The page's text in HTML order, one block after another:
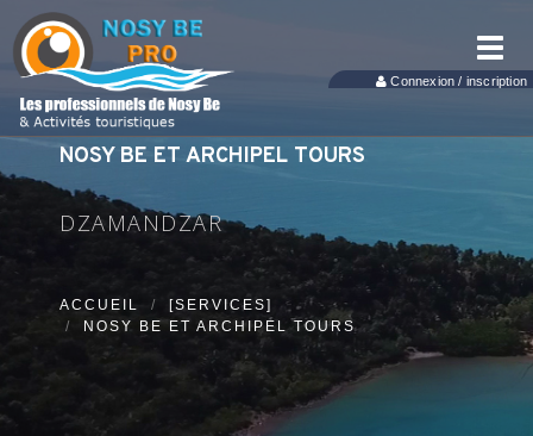
Connexion / inscription
NOSY BE ET ARCHIPEL TOURS
DZAMANDZAR
ACCUEIL
[SERVICES]
NOSY BE ET ARCHIPEL TOURS